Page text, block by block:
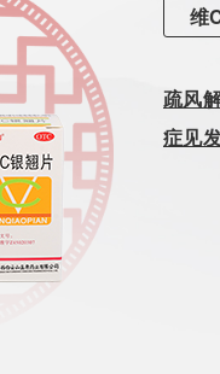
维
疏风
症见